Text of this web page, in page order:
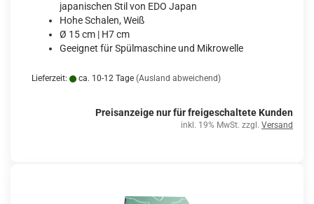
japanischen Stil von EDO Japan
Hohe Schalen, Weiß
Ø 15 cm | H7 cm
Geeignet für Spülmaschine und Mikrowelle
Lieferzeit: ca. 10-12 Tage (Ausland abweichend)
Preisanzeige nur für freigeschaltete Kunden
inkl. 19% MwSt. zzgl. Versand